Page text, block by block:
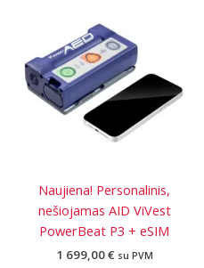
Naujiena! Personalinis,
nešiojamas AID ViVest
PowerBeat P3 + eSIM
1 699,00€ su PVM